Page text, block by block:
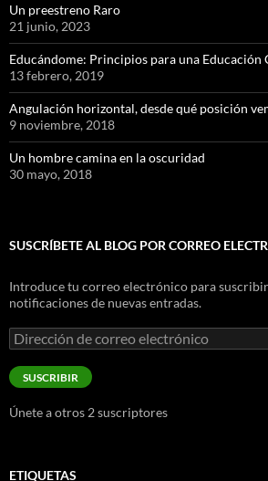
Un preestreno Raro
21 junio, 2023
Educándome: Principios para una Educación
13 febrero, 2019
Angulación horizontal, desde qué posición
9 noviembre, 2018
Un hombre camina en la oscuridad
30 mayo, 2018
SUSCRÍBETE AL BLOG POR CORREO
Introduce tu correo electrónico para
notificaciones de nuevas entradas.
Dirección
de
correo
electrónico
SUSCRIBIR
Únete a otros 2 suscriptores
ETIQUETAS